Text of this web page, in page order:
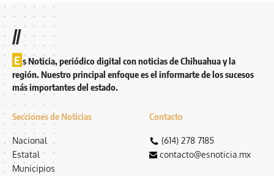
//
E s Noticia, periódico digital con noticias de Chihuahua y la
región. Nuestro principal enfoque es el informarte de los sucesos
más importantes del estado.
Secciones de Noticias
Nacional
Estatal
Municipios
Contacto
(614) 278 7185
contacto@esnoticia.mx